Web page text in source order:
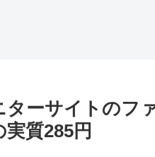
ターサイトのフ
実質285円